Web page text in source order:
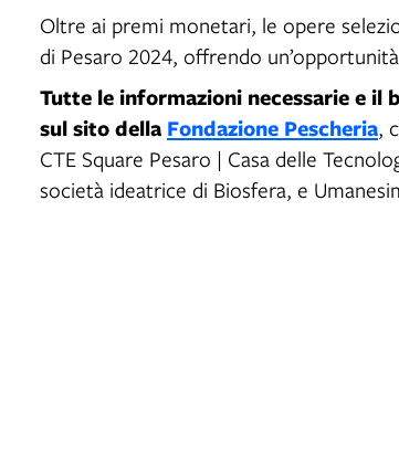
Oltre ai premi monetari, le opere
di Pesaro 2024, offrendo
Tutte le informazioni necessarie e il
sul sito della Fondazione Pescheria,
CTE Square Pesaro | Casa delle
società ideatrice di Biosfera, e